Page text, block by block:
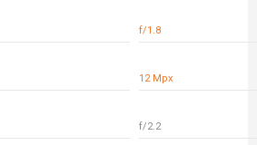
f/1.8
12 Mpx
f/2.2